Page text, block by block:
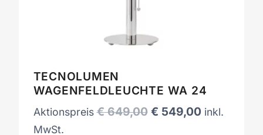
TECNOLUMEN
WAGENFELDLEUCHTE WA 24
Aktionspreis €649,00 Ursprünglicher
€ 549,00Aktueller
inkl.
MwSt.